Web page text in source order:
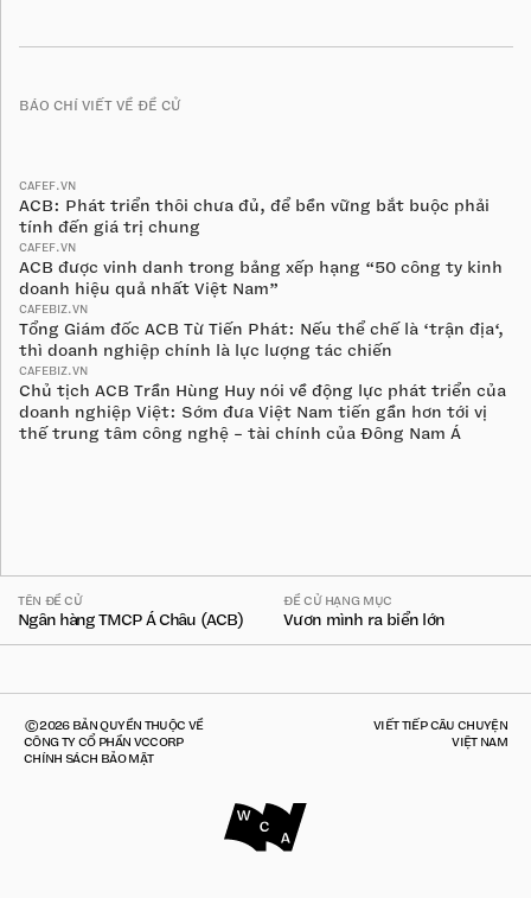
TÊN ĐỀ CỬ
Ngân hàng TMCP Á Châu (ACB)
ĐỀ CỬ HẠNG MỤC
Vươn mình ra biển lớn
BÁO CHÍ VIẾT VỀ ĐỀ CỬ
CAFEF.VN
ACB: Phát triển thôi chưa đủ, để bền vững bắt buộc phải
tính đến giá trị chung
CAFEF.VN
ACB được vinh danh trong bảng xếp hạng “50 công ty kinh
doanh hiệu quả nhất Việt Nam”
CAFEBIZ.VN
Tổng Giám đốc ACB Từ Tiến Phát: Nếu thể chế là ‘trận địa‘,
thì doanh nghiệp chính là lực lượng tác chiến
CAFEBIZ.VN
Chủ tịch ACB Trần Hùng Huy nói về động lực phát triển của
doanh nghiệp Việt: Sớm đưa Việt Nam tiến gần hơn tới vị
thế trung tâm công nghệ - tài chính của Đông Nam Á
©2026 BẢN QUYỀN THUỘC VỀ
CÔNG TY CỔ PHẦN VCCORP
CHÍNH SÁCH BẢO MẬT
VIẾT TIẾP CÂU CHUYỆN
VIỆT NAM